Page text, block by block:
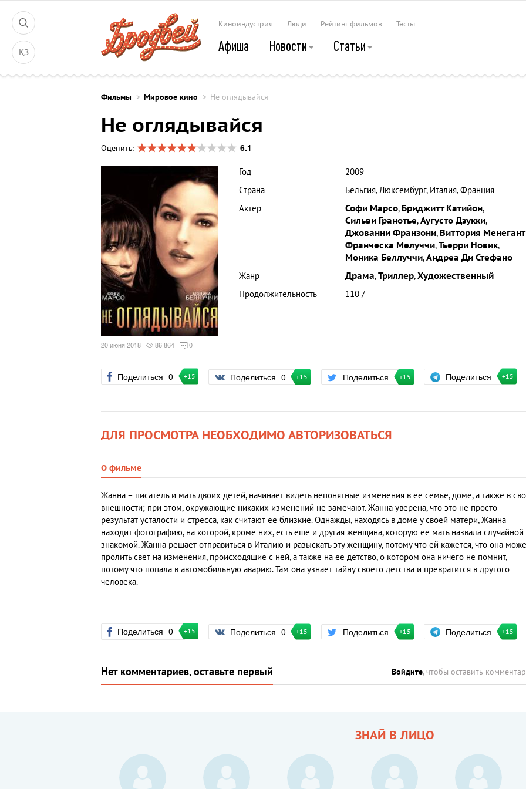
ҚЗ
Киноиндустрия Люди Рейтинг фильмов Тесты
Афиша Новости Статьи
Фильмы Мировое кино Не оглядывайся
Не оглядывайся
Оценить: 6.1
20 июня 2018 86 864 0
Год
2009
Страна
Бельгия, Люксембург, Италия, Франция
Актер
Софи Марсо, Бриджитт Катийон,
Сильви Гранотье,Аугусто Дзукки,
Джованни Франзони, Виттория
Франческа Мелуччи,Тьерри Новик,
Моника Беллуччи,Андреа Ди Стефано
Жанр
Драма,Триллер,Художественный
Продолжительность
110 /
Поделиться 0 +15 Поделиться 0 +15 Поделиться +15 Поделиться +15
ДЛЯ ПРОСМОТРА НЕОБХОДИМО АВТОРИЗОВАТЬСЯ
О фильме
Жанна – писатель и мать двоих детей, начинает видеть непонятные изменения в ее семье, доме, а также в
внешности; при этом, окружающие никаких изменений не замечают. Жанна уверена, что это не просто
результат усталости и стресса, как считают ее близкие. Однажды, находясь в доме у своей матери, Жанна
находит фотографию, на которой, кроме них, есть еще и другая женщина, которую ее мать назвала случайной
знакомой. Жанна решает отправиться в Италию и разыскать эту женщину, потому что ей кажется, что она
пролить свет на изменения, происходящие с ней, а также на ее детство, о котором она ничего не помнит,
потому что попала в автомобильную аварию. Там она узнает тайну своего детства и превратится в другого
человека.
Поделиться 0 +15 Поделиться 0 +15 Поделиться +15 Поделиться +15
Нет комментариев, оставьте первый Войдите, чтобы оставить
ЗНАЙ В ЛИЦО